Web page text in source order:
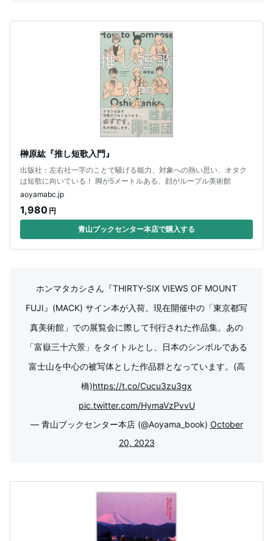
榊原紘『推し短歌入門』
出版社：左右社⼀字のことで騒げる能⼒、対象への熱い思い、オタク
は短歌に向いている！ 脚が5メートルある、顔がルーブル美術館
aoyamabc.jp
1,980 円
青山ブックセンター本店で購入する
ホンマタカシさん『THIRTY-SIX VIEWS OF MOUNT
FUJI』(MACK) サイン本が入荷。現在開催中の「東京都写
真美術館」での展覧会に際して刊行された作品集。あの
「富嶽三十六景」をタイトルとし、日本のシンボルである
富士山を中心の被写体とした作品群となっています。(高
橋)https://t.co/Cucu3zu3gx
pic.twitter.com/HymaVzPvvU
— 青山ブックセンター本店 (@Aoyama_book) October
20, 2023